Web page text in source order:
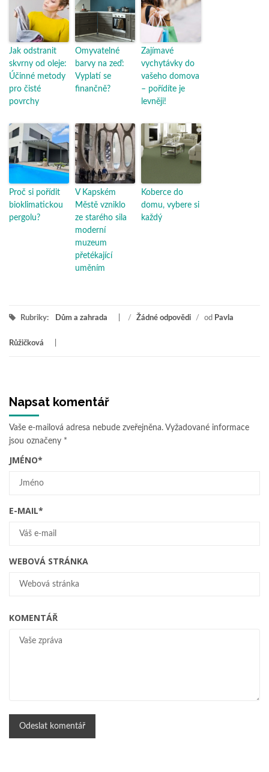
Jak odstranit
skvrny od oleje:
Účinné metody
pro čisté
povrchy
Omyvatelné
barvy na zeď:
Vyplatí se
finančně?
Zajímavé
vychytávky do
vašeho domova
– pořídíte je
levněji!
Proč si pořídit
bioklimatickou
pergolu?
V Kapském
Městě vzniklo
ze starého sila
moderní
muzeum
přetékající
uměním
Koberce do
domu, vybere si
každý
Rubriky: Dům a zahrada / Žádné odpovědi / od Pavla
Růžičková
Napsat komentář
Vaše e-mailová adresa nebude zveřejněna. Vyžadované informace
jsou označeny *
JMÉNO*
E-MAIL*
WEBOVÁ STRÁNKA
KOMENTÁŘ